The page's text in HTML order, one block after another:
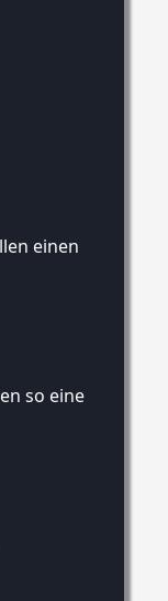
einen
so eine